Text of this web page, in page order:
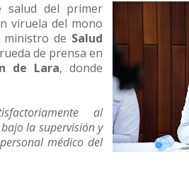
salud del primer
viruela del mono
de Salud
de prensa en
de Lara, donde
al
la supervisión y
médico del